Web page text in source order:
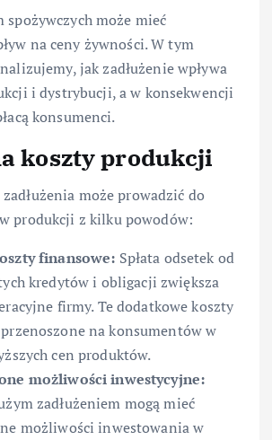
spożywczych może mieć
na ceny żywności. W tym
jak zadłużenie wpływa
i dystrybucji, a w konsekwencji
konsumenci.
koszty produkcji
może prowadzić do
produkcji z kilku powodów:
finansowe: Spłata odsetek od
kredytów i obligacji zwiększa
firmy. Te dodatkowe koszty
na konsumentów w
cen produktów.
możliwości inwestycyjne:
zadłużeniem mogą mieć
możliwości inwestowania w